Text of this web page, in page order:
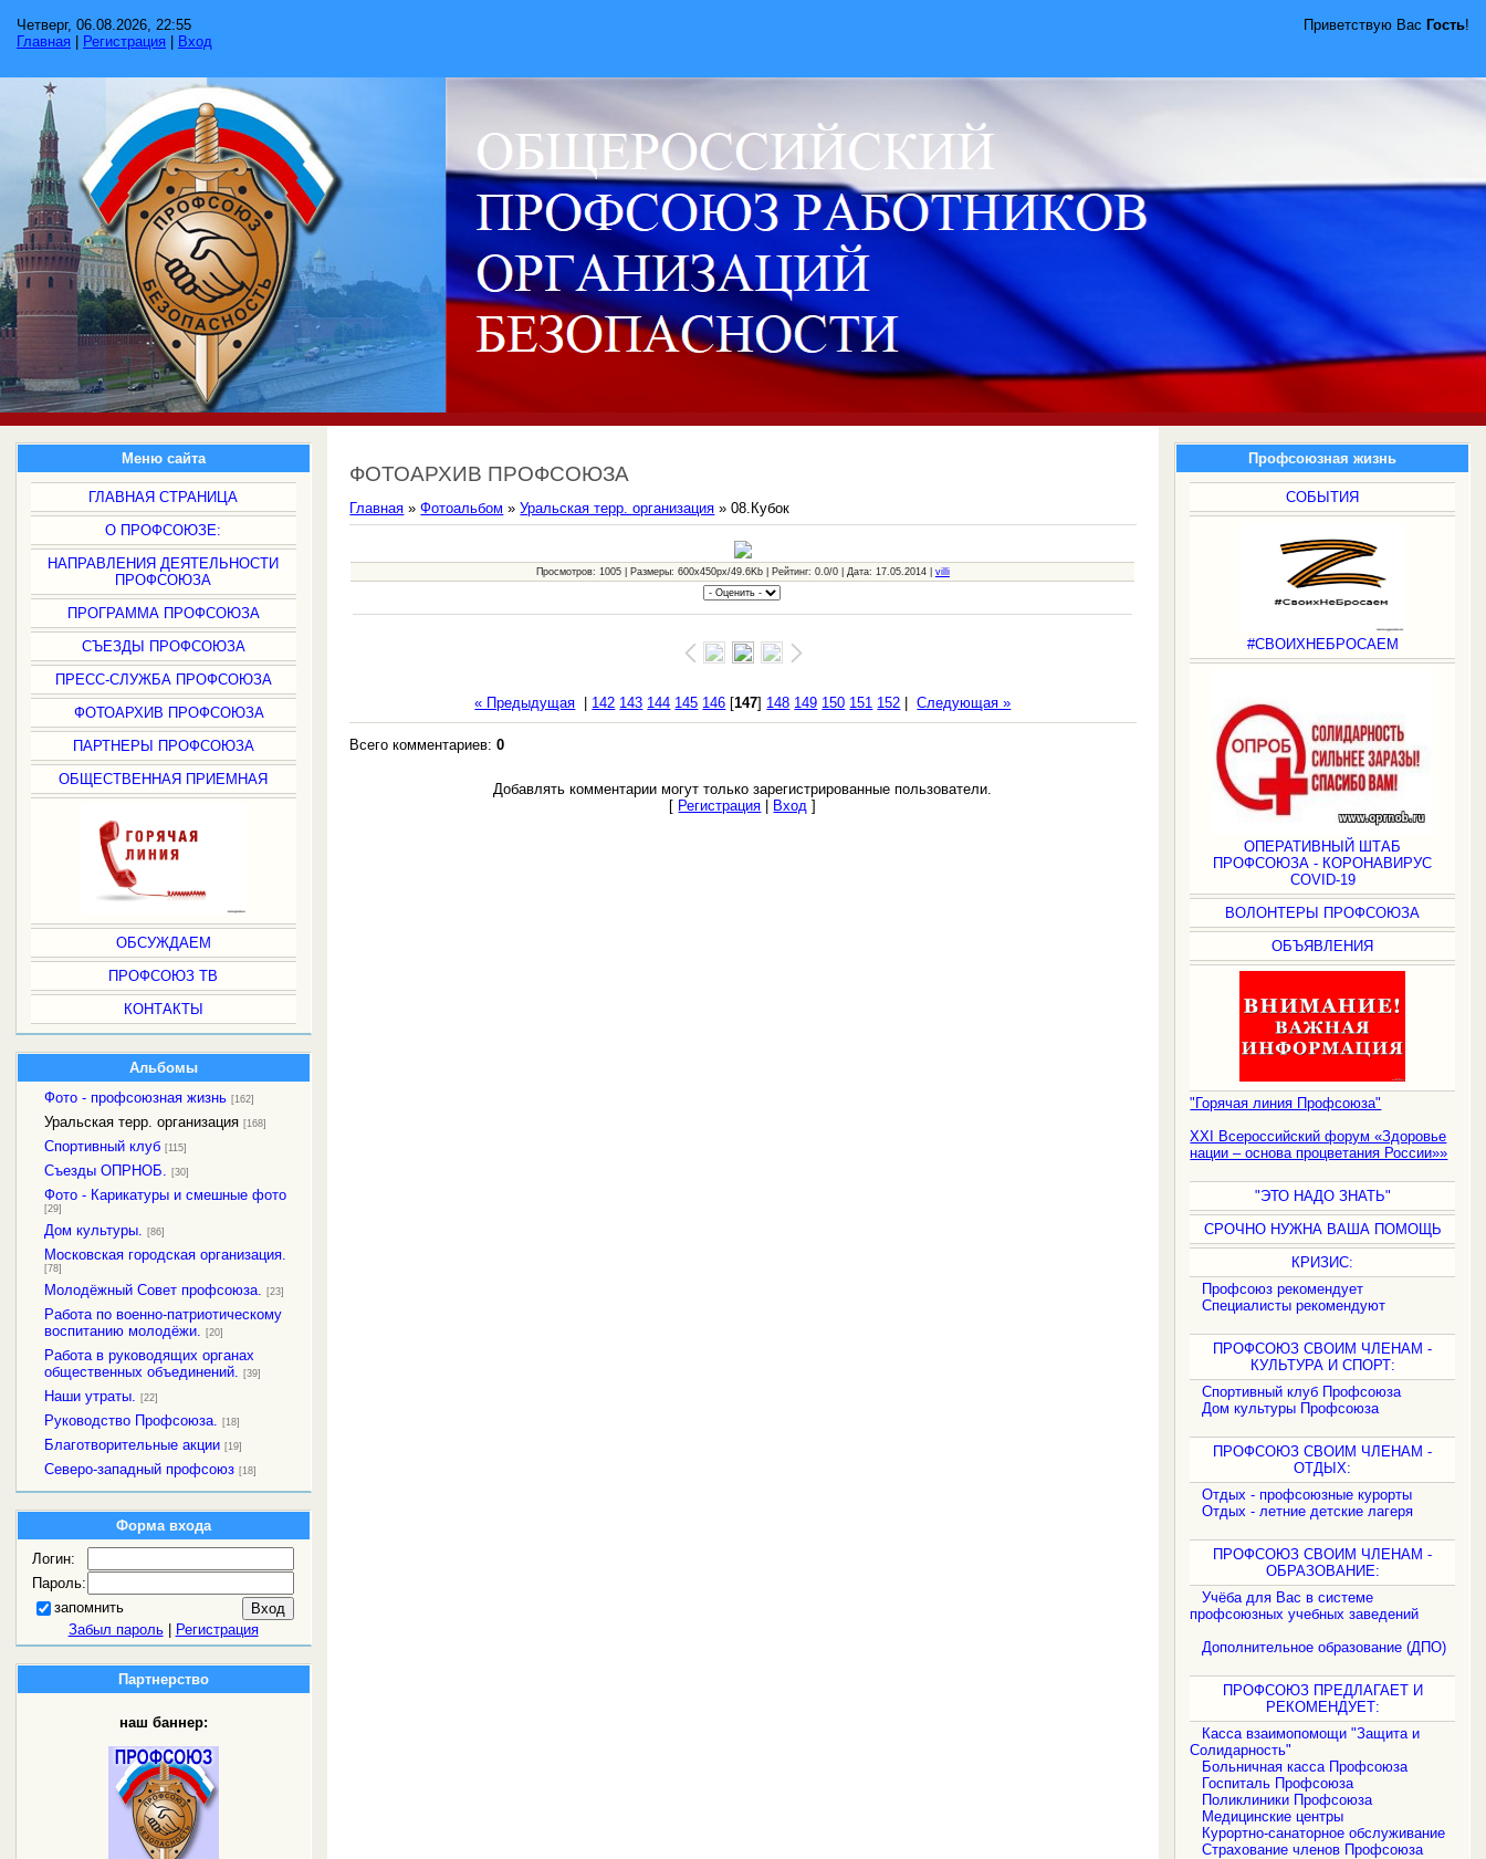
Приветствую Вас Гость!
Четверг, 06.08.2026, 22:55
Главная
Регистрация Вход
Меню сайта
ГЛАВНАЯ СТРАНИЦА
О ПРОФСОЮЗЕ:
НАПРАВЛЕНИЯ ДЕЯТЕЛЬНОСТИ
ПРОФСОЮЗА
ПРОГРАММА ПРОФСОЮЗА
СЪЕЗДЫ ПРОФСОЮЗА
ПРЕСС-СЛУЖБА ПРОФСОЮЗА
ФОТОАРХИВ ПРОФСОЮЗА
ПАРТНЕРЫ ПРОФСОЮЗА
ОБЩЕСТВЕННАЯ ПРИЕМНАЯ
ОБСУЖДАЕМ
ПРОФСОЮЗ ТВ
КОНТАКТЫ
Альбомы
Фото - профсоюзная жизнь [162]
Уральская терр. организация [168]
Спортивный клуб [115]
Съезды ОПРНОБ. [30]
Фото - Карикатуры и смешные фото
[29]
Дом культуры. [86]
Московская городская организация.
[78]
Молодёжный Совет профсоюза. [23]
Работа по военно-патриотическому
воспитанию молодёжи. [20]
Работа в руководящих органах
общественных объединений. [39]
Наши утраты. [22]
Руководство Профсоюза. [18]
Благотворительные акции [19]
Северо-западный профсоюз [18]
Форма входа
Логин:
Пароль:
запомнить
Забыл пароль| Регистрация
Партнерство
наш баннер:
Профсоюзная жизнь
СОБЫТИЯ
#СВОИХНЕБРОСАЕМ
ОПЕРАТИВНЫЙ ШТАБ
ПРОФСОЮЗА - КОРОНАВИРУС
COVID-19
ВОЛОНТЕРЫ ПРОФСОЮЗА
ОБЪЯВЛЕНИЯ
"Горячая линия Профсоюза"
XXI Всероссийский форум «Здоровье
нации – основа процветания России»»
"ЭТО НАДО ЗНАТЬ"
СРОЧНО НУЖНА ВАША ПОМОЩЬ
КРИЗИС:
Профсоюз рекомендует
Специалисты рекомендуют
ПРОФСОЮЗ СВОИМ ЧЛЕНАМ -
КУЛЬТУРА И СПОРТ:
Спортивный клуб Профсоюза
Дом культуры Профсоюза
ПРОФСОЮЗ СВОИМ ЧЛЕНАМ -
ОТДЫХ:
Отдых - профсоюзные курорты
Отдых - летние детские лагеря
ПРОФСОЮЗ СВОИМ ЧЛЕНАМ -
ОБРАЗОВАНИЕ:
Учёба для Вас в системе
профсоюзных учебных заведений
Дополнительное образование (ДПО)
ПРОФСОЮЗ ПРЕДЛАГАЕТ И
РЕКОМЕНДУЕТ:
Касса взаимопомощи "Защита и
Солидарность"
Больничная касса Профсоюза
Госпиталь Профсоюза
Поликлиники Профсоюза
Медицинские центры
Курортно-санаторное обслуживание
Страхование членов Профсоюза
ФОТОАРХИВ ПРОФСОЮЗА
Главная »Фотоальбом »Уральская терр. организация » 08.Кубок
Просмотров: 1005 | Размеры: 600x450px/49.6Kb | Рейтинг: 0.0/0 | Дата: 17.05.2014 | villi
« Предыдущая 142 143 144 145 146 [147] 148 149 150 151 152 |Следующая »
Всего комментариев:0
Добавлять комментарии могут только зарегистрированные пользователи.
[ Регистрация | Вход ]